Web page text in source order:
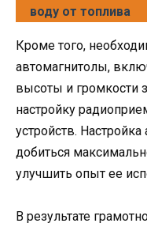
воду от топлива
Кроме того,
автомагнитолы,
высоты и громкости
настройку
устройств.
добиться
улучшить опыт ее
В результате